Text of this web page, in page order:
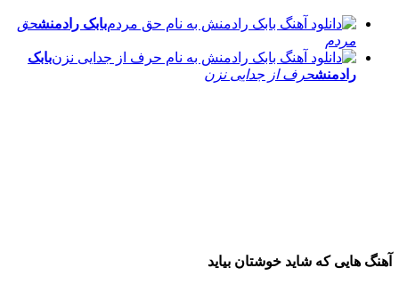
بابک رادمنشحق
مردم
بابک
رادمنشحرف از جدایی نزن
آهنگ هایی که شاید خوشتان بیاید